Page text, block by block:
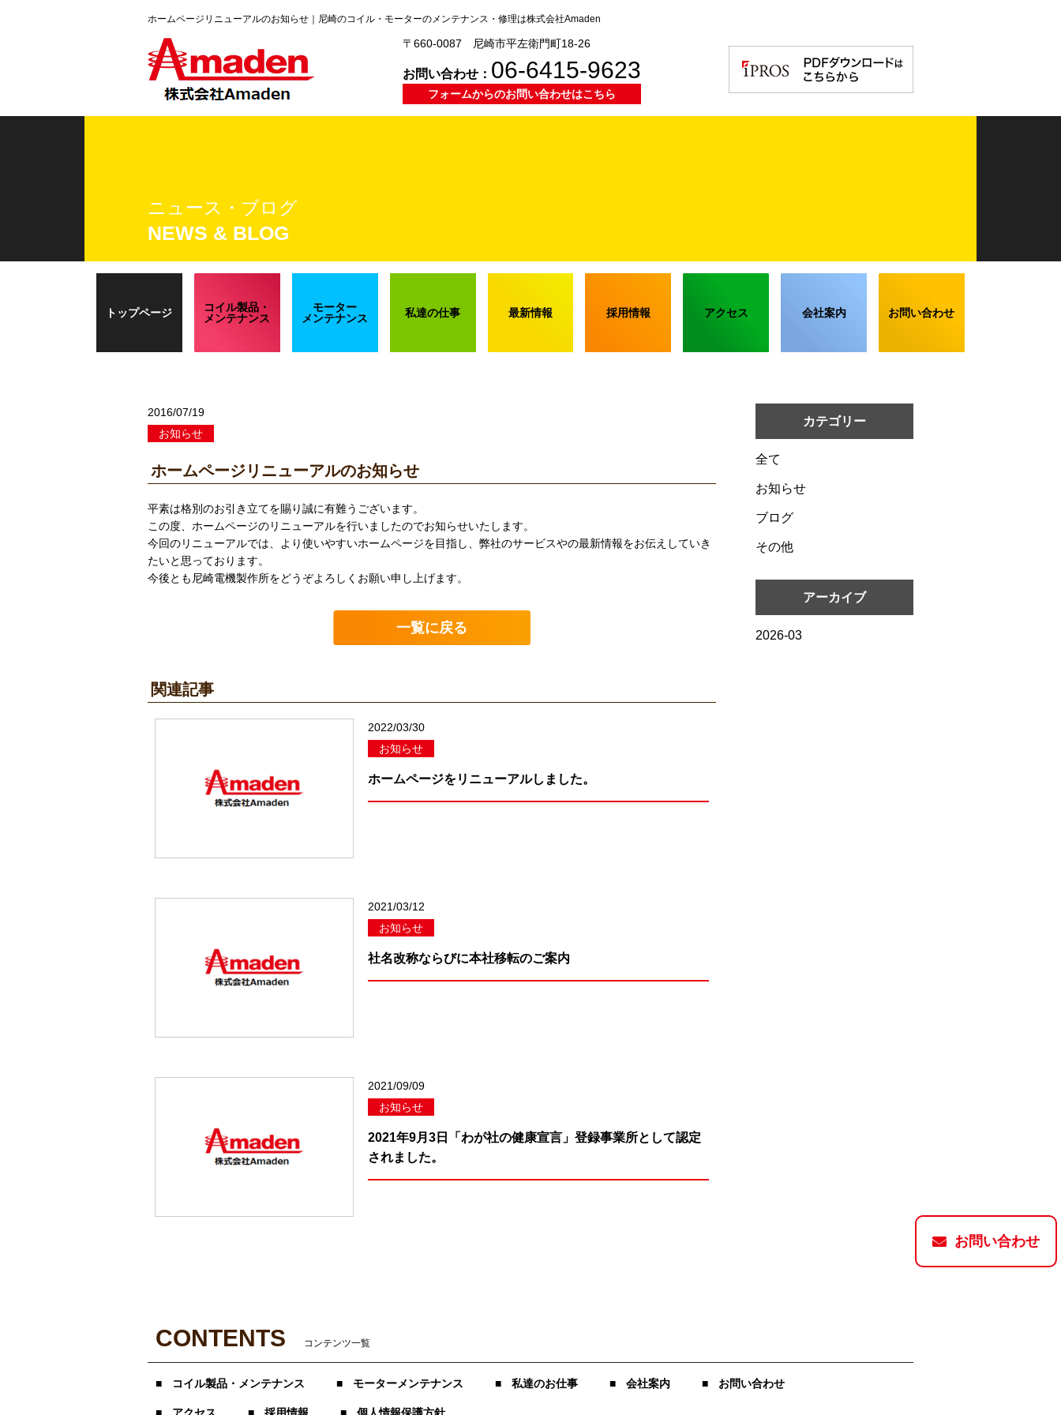
ホームページリニューアルのお知らせ｜尼崎のコイル・モーターのメンテナンス・修理は株式会社Amaden
〒660-0087 尼崎市平左衛門町18-26
お問い合わせ： 06-6415-9623
フォームからのお問い合わせはこちら
ニュース・ブログ
NEWS & BLOG
トップページ
コイル製品・
メンテナンス
モーター
メンテナンス
私達の仕事 最新情報 採用情報 アクセス 会社案内 お問い合わせ
2016/07/19
お知らせ
ホームページリニューアルのお知らせ
平素は格別のお引き立てを賜り誠に有難うございます。
この度、ホームページのリニューアルを行いましたのでお知らせいたします。
今回のリニューアルでは、より使いやすいホームページを目指し、弊社のサービスやの最新情報をお伝えしていき
たいと思っております。
今後とも尼崎電機製作所をどうぞよろしくお願い申し上げます。
一覧に戻る
関連記事
2022/03/30
お知らせ
ホームページをリニューアルしました。
2021/03/12
お知らせ
社名改称ならびに本社移転のご案内
2021/09/09
お知らせ
2021年9月3日「わが社の健康宣言」登録事業所として認定
されました。
カテゴリー
全て
お知らせ
ブログ
その他
アーカイブ
2026-03
お問い合わせ
CONTENTS コンテンツ一覧
コイル製品・メンテナンス モーターメンテナンス 私達のお仕事 会社案内 お問い合わせ